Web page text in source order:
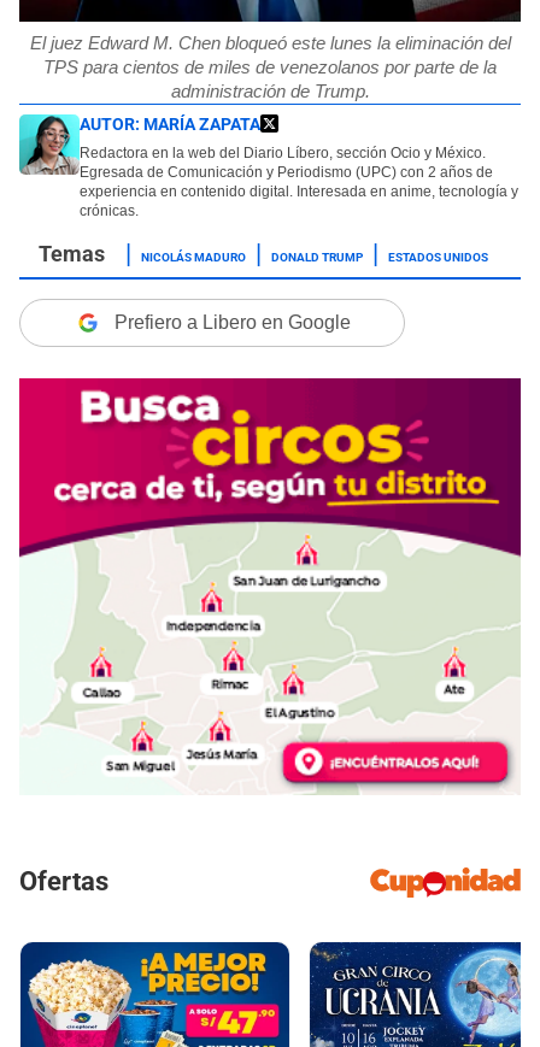
El juez Edward M. Chen bloqueó este lunes la eliminación del
TPS para cientos de miles de venezolanos por parte de la
administración de Trump.
AUTOR: MARÍA ZAPATA
Redactora en la web del Diario Líbero, sección Ocio y México.
Egresada de Comunicación y Periodismo (UPC) con 2 años de
experiencia en contenido digital. Interesada en anime, tecnología y
crónicas.
NICOLÁS MADURO DONALD TRUMP ESTADOS UNIDOS
Prefiero a Libero en Google
Ofertas